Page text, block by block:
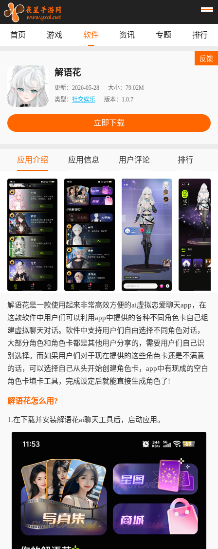
专题
首页 游戏 软件 资讯 专题 排行
解语花
更新： 2026-05-28 大小： 79.02M
类型： 社交娱乐 版本： 1.0.7
立即下载
反馈
应用介绍 应用信息 用户评论 排行
解语花是一款使用起来非常高效方便的ai虚拟恋爱聊天app，在
这款软件中用户们可以利用app中提供的各种不同角色卡自己组
建虚拟聊天对话。软件中支持用户们自由选择不同角色对话，
大部分角色和角色卡都是其他用户分享的，需要用户们自己识
别选择。而如果用户们对于现在提供的这些角色卡还是不满意
的话，可以选择自己从头开始创建角色卡，app中有现成的空白
角色卡填卡工具，完成设定后就能直接生成角色了!
解语花怎么用?
1.在下载并安装解语花ai聊天工具后，启动应用。